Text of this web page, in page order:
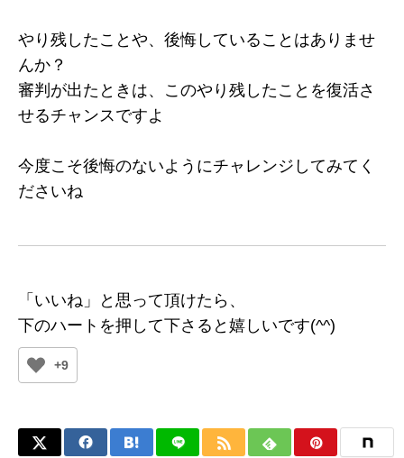
やり残したことや、後悔していることはありませ
んか？
審判が出たときは、このやり残したことを復活さ
せるチャンスですよ
今度こそ後悔のないようにチャレンジしてみてく
ださいね
「いいね」と思って頂けたら、
下のハートを押して下さると嬉しいです(^^)
+9